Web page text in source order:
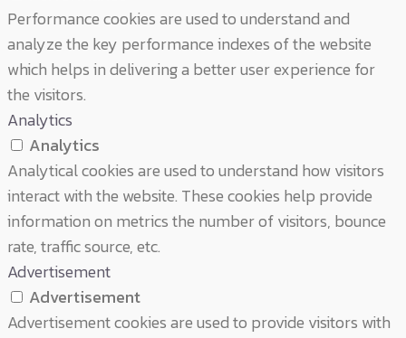
Performance cookies are used to understand and
analyze the key performance indexes of the website
which helps in delivering a better user experience for
the visitors.
Analytics
Analytics
Analytical cookies are used to understand how visitors
interact with the website. These cookies help provide
information on metrics the number of visitors, bounce
rate, traffic source, etc.
Advertisement
Advertisement
Advertisement cookies are used to provide visitors with